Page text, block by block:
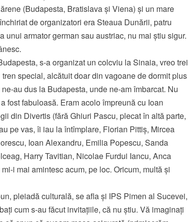
(Budapesta, Bratislava și Viena) și un mare
de organizatori era Steaua Dunării, patru
unui armator german sau austriac, nu mai știu sigur.
s-a organizat un colcviu la Sinaia, vreo trei
special, alcătuit doar din vagoane de dormit plus
au dus la Budapesta, unde ne-am îmbarcat. Nu
fost fabuloasă. Eram acolo împreună cu Ioan
din Divertis (fără Ghiuri Pascu, plecat în altă parte,
pe vas, îi iau la întîmplare, Florian Pittiș, Mircea
Ioan Alexandru, Emilia Popescu, Sanda
Harry Tavitian, Nicolae Furdui Iancu, Anca
i mai amintesc acum, pe loc. Oricum, multă și
culturală, se afla și IPS Pimen al Sucevei,
cum s-au făcut invitațiile, că nu știu. Vă imaginați